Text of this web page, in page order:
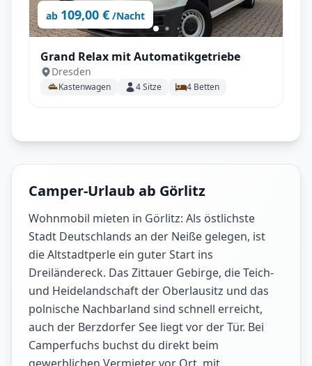
ab 109,00 € /Nacht
Grand Relax mit Automatikgetriebe
Dresden
Kastenwagen 4Sitze 4 Betten
Camper-Urlaub ab Görlitz
Wohnmobil mieten in Görlitz: Als östlichste
Stadt Deutschlands an der Neiße gelegen, ist
die Altstadtperle ein guter Start ins
Dreiländereck. Das Zittauer Gebirge, die Teich-
und Heidelandschaft der Oberlausitz und das
polnische Nachbarland sind schnell erreicht,
auch der Berzdorfer See liegt vor der Tür. Bei
Camperfuchs buchst du direkt beim